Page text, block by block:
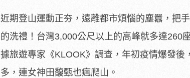
近期登山運動正夯，遠離都市煩惱的塵囂，把
的洗禮！台灣3,000公尺以上的高峰就多達260
據旅遊專家《KLOOK》調查，年初疫情爆發
多，連女神田馥甄也瘋爬山。